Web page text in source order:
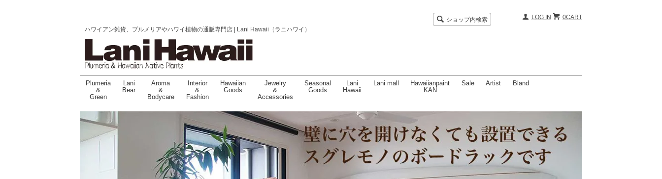
ハワイアン雑貨、プルメリアやハワイ植物の通販専門店 | Lani Hawaii（ラニハワイ）
ショップ内検索 0CART
LOG IN
Plumeria
&
Green
Lani
Bear
Aroma
&
Bodycare
Interior
&
Fashion
Hawaiian
Goods
Jewelry
&
Accessories
Seasonal
Goods
Lani
Hawaii
Lani mall
Hawaiianpaint
KAN
Sale Artist Bland